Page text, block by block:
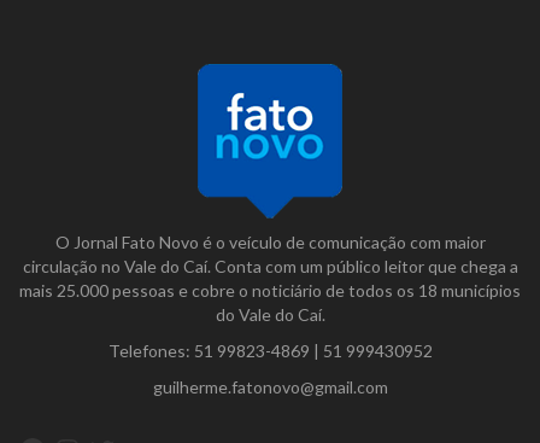
O Jornal Fato Novo é o veículo de comunicação com maior
circulação no Vale do Caí. Conta com um público leitor que chega a
mais 25.000 pessoas e cobre o noticiário de todos os 18 municípios
do Vale do Caí.
Telefones: 51 99823-4869 | 51 999430952
guilherme.fatonovo@gmail.com